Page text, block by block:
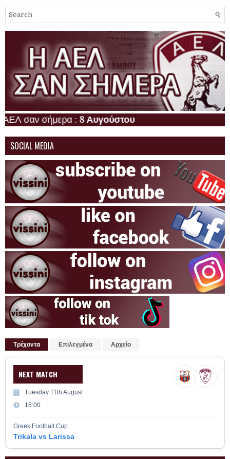
σήμερα :8 Αυγούστου
SOCIAL MEDIA
Τρέχοντα Επιλεγμένα Αρχείο
NEXT MATCH
Tuesday 11th August
15:00
Greek Football Cup
Trikala vs Larissa